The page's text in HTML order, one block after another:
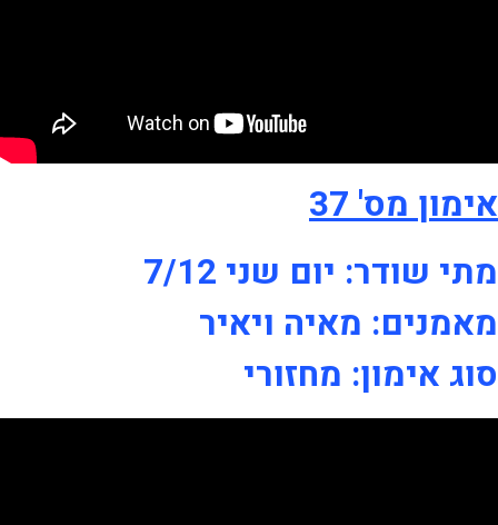
אימון מס' 37
מתי שודר: יום שני 7/12
מאמנים: מאיה ויאיר
סוג אימון: מחזורי